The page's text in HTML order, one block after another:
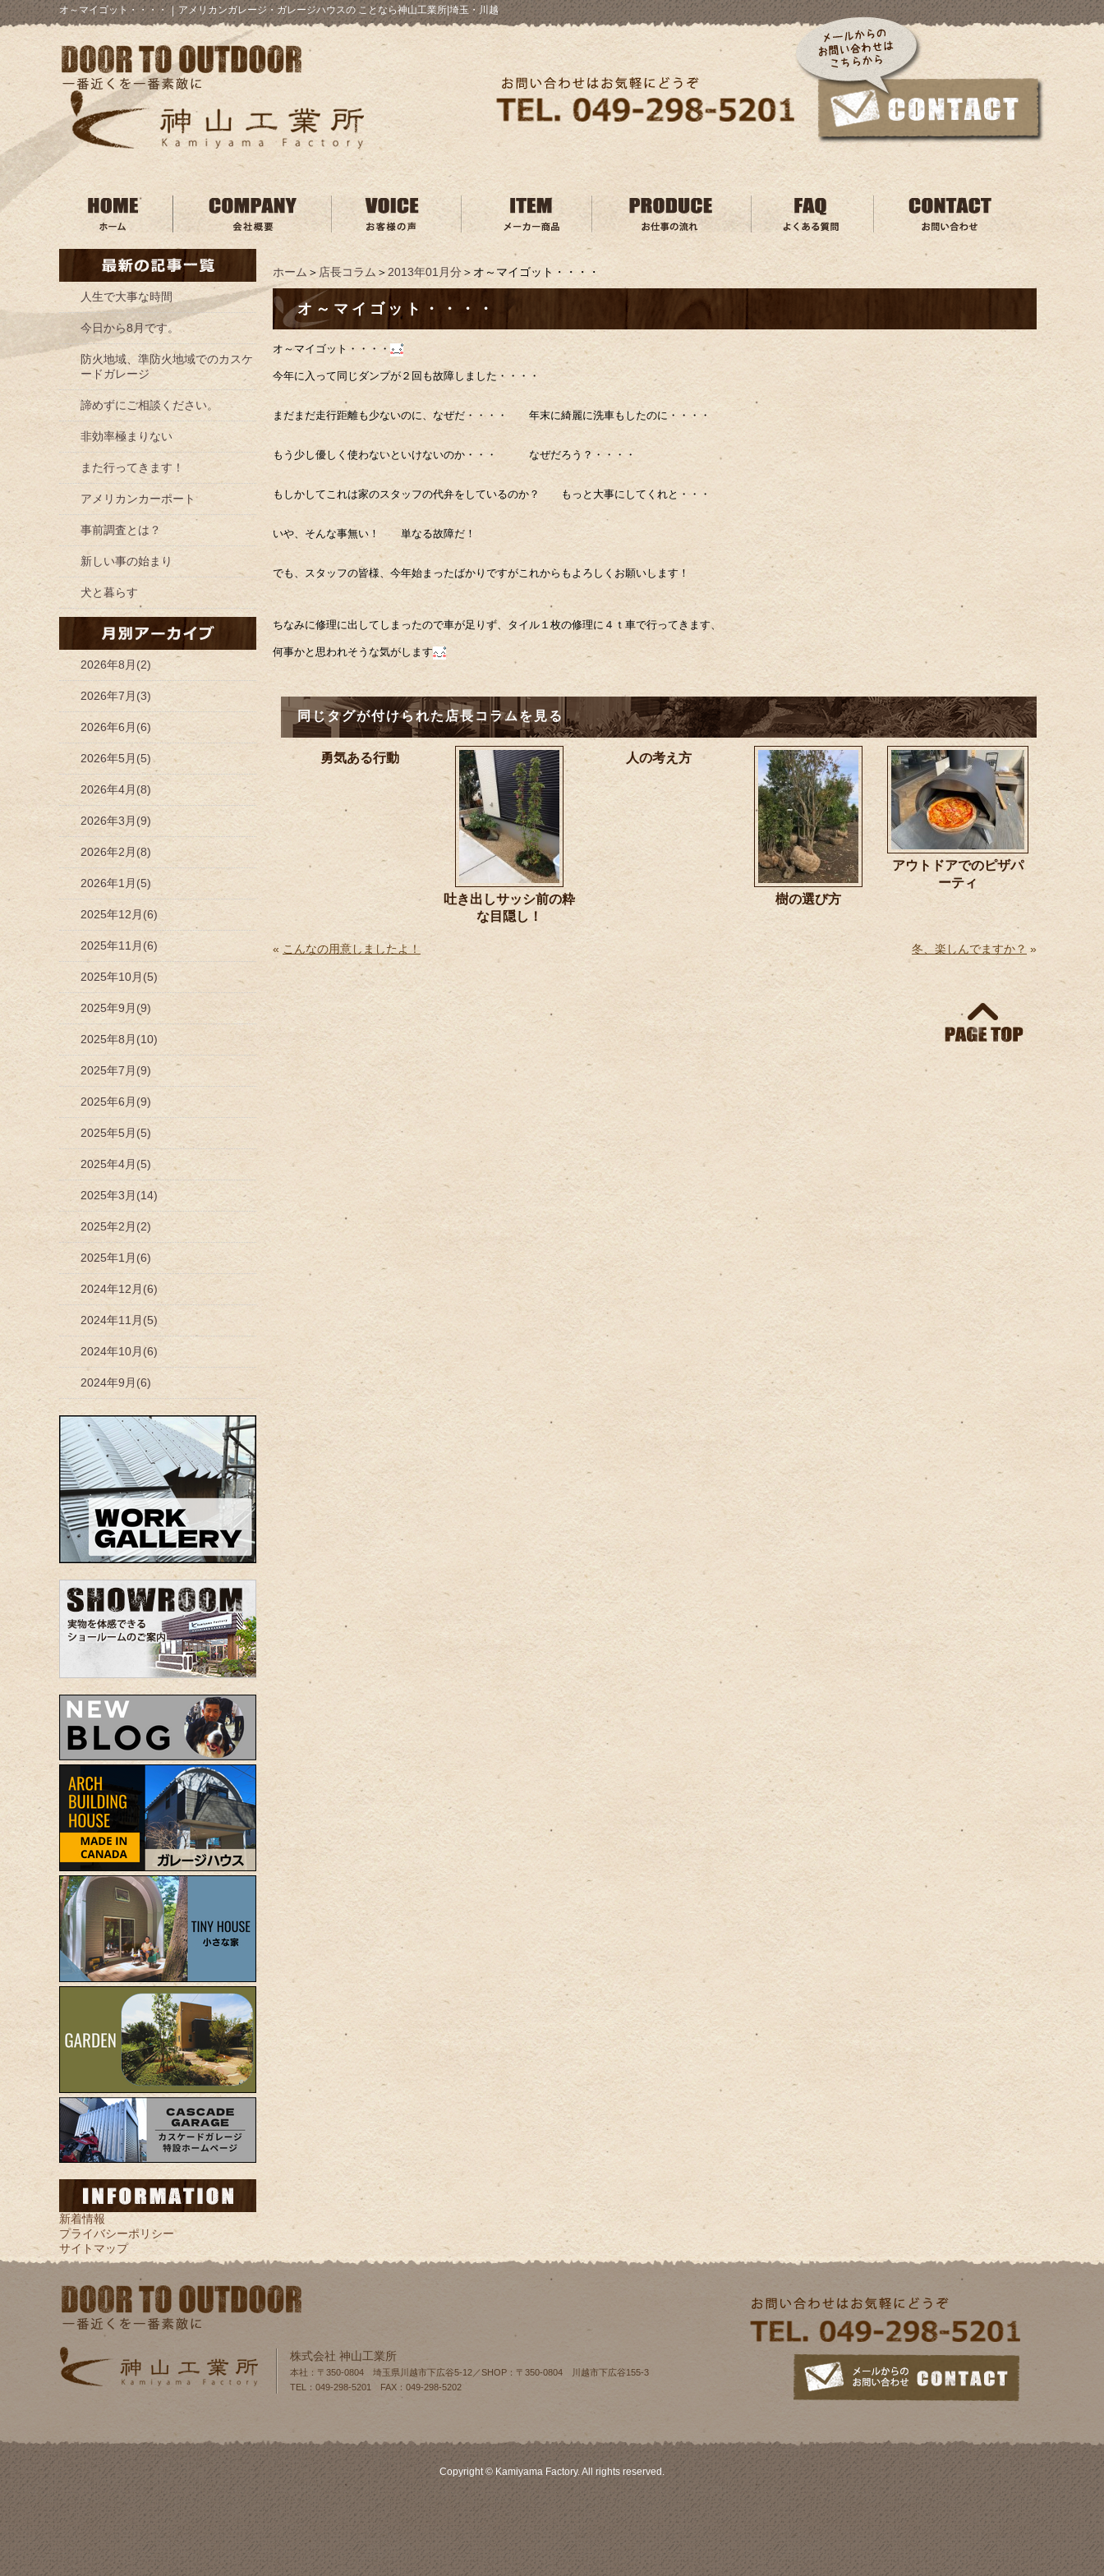
オ～マイゴット・・・・ ｜アメリカンガレージ・ガレージハウスの ことなら神山工業所|埼玉・川越
ホーム ＞店長コラム ＞2013年01月分＞オ～マイゴット・・・・
オ～マイゴット・・・・
オ～マイゴット・・・・
今年に入って同じダンプが２回も故障しました・・・・
まだまだ走行距離も少ないのに、なぜだ・・・・ 年末に綺麗に洗車もしたのに・・・・
もう少し優しく使わないといけないのか・・・ なぜだろう？・・・・
もしかしてこれは家のスタッフの代弁をしているのか？ もっと大事にしてくれと・・・
いや、そんな事無い！ 単なる故障だ！
でも、スタッフの皆様、今年始まったばかりですがこれからもよろしくお願いします！
ちなみに修理に出してしまったので車が足りず、タイル１枚の修理に４ｔ車で行ってきます、
何事かと思われそうな気がします
同じタグが付けられた店長コラムを見る
勇気ある行動
吐き出しサッシ前の粋
な目隠し！
人の考え方
樹の選び方
アウトドアでのピザパ
ーティ
« こんなの用意しましたよ！ 冬、楽しんでますか？ »
人生で大事な時間
今日から8月です。
防火地域、準防火地域でのカスケ
ードガレージ
諦めずにご相談ください。
非効率極まりない
また行ってきます！
アメリカンカーポート
事前調査とは？
新しい事の始まり
犬と暮らす
2026年8月(2)
2026年7月(3)
2026年6月(6)
2026年5月(5)
2026年4月(8)
2026年3月(9)
2026年2月(8)
2026年1月(5)
2025年12月(6)
2025年11月(6)
2025年10月(5)
2025年9月(9)
2025年8月(10)
2025年7月(9)
2025年6月(9)
2025年5月(5)
2025年4月(5)
2025年3月(14)
2025年2月(2)
2025年1月(6)
2024年12月(6)
2024年11月(5)
2024年10月(6)
2024年9月(6)
新着情報
プライバシーポリシー
サイトマップ
株式会社 神山工業所
本社：〒350-0804 埼玉県川越市下広谷5-12／SHOP：〒350-0804 川越市下広谷155‐3
TEL：049-298-5201 FAX：049-298-5202
Copyright © Kamiyama Factory. All rights reserved.